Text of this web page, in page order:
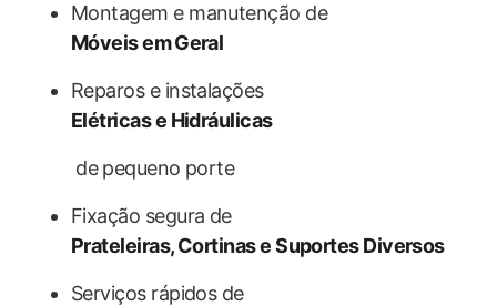
Montagem e manutenção de
Móveis em⁢ Geral
Reparos‌ e instalações
Elétricas e Hidráulicas
‍ de ⁢pequeno porte
Fixação segura de
Prateleiras, Cortinas e Suportes Diversos
Serviços rápidos de⁣